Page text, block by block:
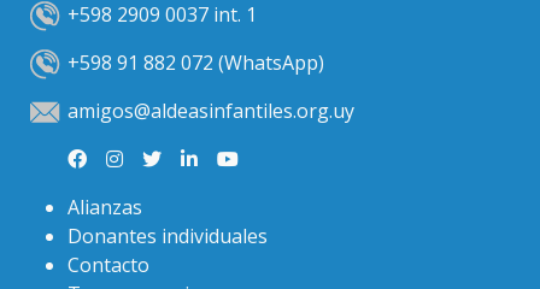
+598 2909 0037 int. 1
+598 91 882 072 (WhatsApp)
amigos@aldeasinfantiles.org.uy
Alianzas
Donantes individuales
Contacto